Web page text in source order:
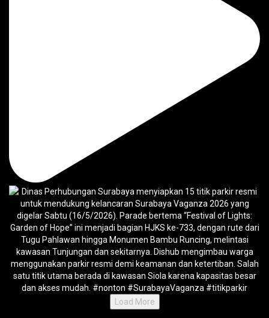
Load More